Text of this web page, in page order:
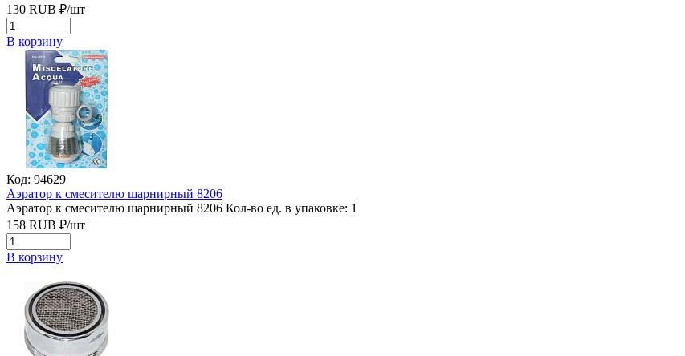
130 RUB ₽/шт
В корзину
Код: 94629
Аэратор к смесителю шарнирный 8206
Аэратор к смесителю шарнирный 8206 Кол-во ед. в упаковке: 1
158 RUB ₽/шт
В корзину